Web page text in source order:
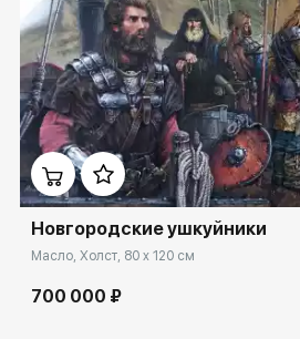
Домен:
Новгородские ушкуйники
Масло, Холст, 80 x 120 см
700 000 ₽